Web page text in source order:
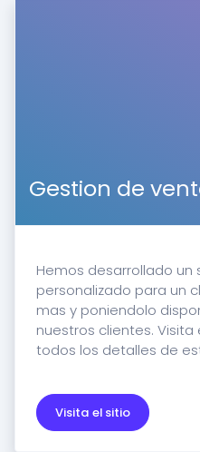
Gestion de
Hemos desarrollado
personalizado para un
mas y poniendolo
nuestros clientes.
todos los detalles de
Visita el sitio